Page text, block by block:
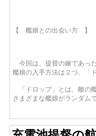
【 艦娘との出会い方 】
今回は、提督の嫁であっ
艦娘の入手方法は２つ、「
「ドロップ」とは、敵の
さまざまな艦娘がランダム